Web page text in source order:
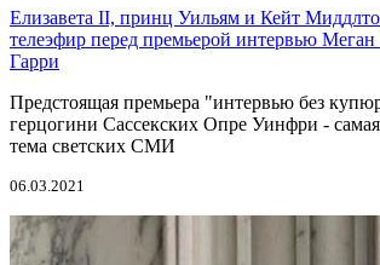
Елизавета II, принц Уильям и Кейт
телеэфир перед премьерой интервью
Гарри
Предстоящая премьера "интервью без
герцогини Сассекских Опре Уинфри -
тема светских СМИ
06.03.2021